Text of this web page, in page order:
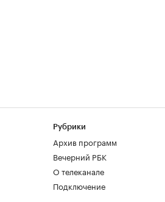
Рубрики
Архив программ
Вечерний РБК
О телеканале
Подключение